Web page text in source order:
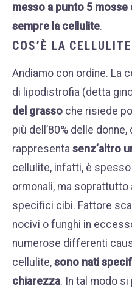
messo a punto 5
sempre la cellulite
COS’È LA CELLULITE
Andiamo con ordine. La
di lipodistrofia (detta
del grasso che risiede
più dell’80% delle
rappresenta senz’altro
cellulite, infatti, è
ormonali, ma soprattutto
specifici cibi. Fattore scatenante sono anche germi
nocivi o funghi in
numerose differenti
cellulite, sono nati
chiarezza. In tal modo